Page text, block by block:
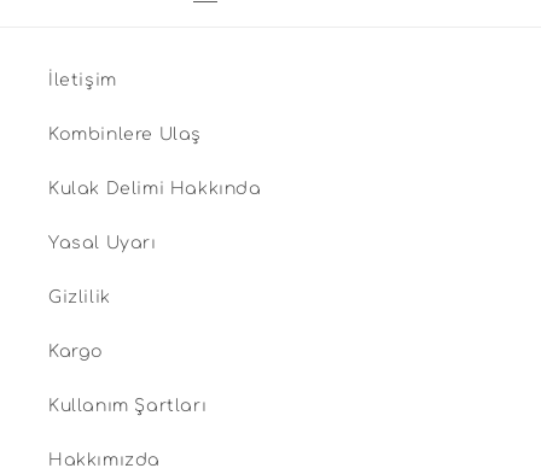
İletişim
Kombinlere Ulaş
Kulak Delimi Hakkında
Yasal Uyarı
Gizlilik
Kargo
Kullanım Şartları
Hakkımızda